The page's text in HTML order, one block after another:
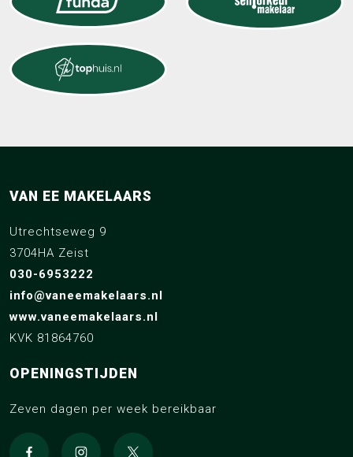
VAN EE MAKELAARS
Utrechtseweg 9
3704HA Zeist
030-6953222
info@vaneemakelaars.nl
www.vaneemakelaars.nl
KVK 81864760
OPENINGSTIJDEN
Zeven dagen per week bereikbaar